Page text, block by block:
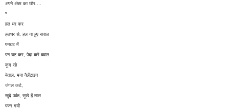
अपने अंबर का छोर.…
*
हल धर कर
हलधर से, हल ना हुए सवाल
पनघट में
पन घट कर, पैदा करे बवाल
कूद रहे
बेताल, मना वैलेंटाइन
जंगल कटे,
खुदे पर्वत, सूखे हैं ताल
पजर गयी